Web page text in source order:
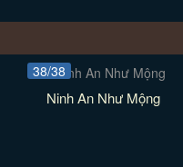
38/38
Ninh An Như Mộng